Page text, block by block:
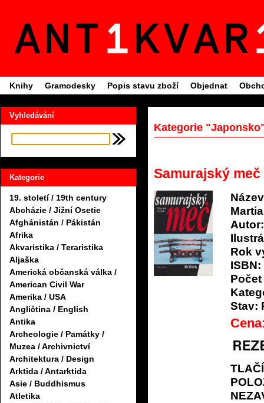
Knihy Gramodesky Popis stavu zboží Objednat
Vyhledávání
Kategorie
19. století / 19th century
Abcházie / Jižní Osetie
Afghánistán / Pákistán
Afrika
Akvaristika / Teraristika
Aljaška
Americká občanská válka /
American Civil War
Amerika / USA
Angličtina / English
Antika
Archeologie / Památky /
Muzea / Archivnictví
Architektura / Design
Arktida / Antarktida
Asie / Buddhismus
Atletika
Kategorie
Samurajský
Autor:
Rok
ISBN:
Stav: